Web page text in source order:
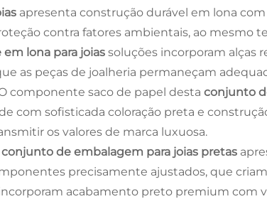
apresenta construção durável em lona
contra fatores ambientais, ao mesmo
lona para joias soluções incorporam alças
as peças de joalheria permaneçam
componente saco de papel desta conjunto
com sofisticada coloração preta e
os valores de marca luxuosa.
conjunto de embalagem para joias pretas
precisamente ajustados, que
acabamento preto premium com